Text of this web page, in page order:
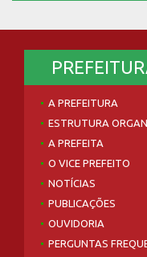
A PREFEITURA
ESTRUTURA
A PREFEITA
O VICE PREFEITO
NOTÍCIAS
PUBLICAÇÕES
OUVIDORIA
PERGUNTAS